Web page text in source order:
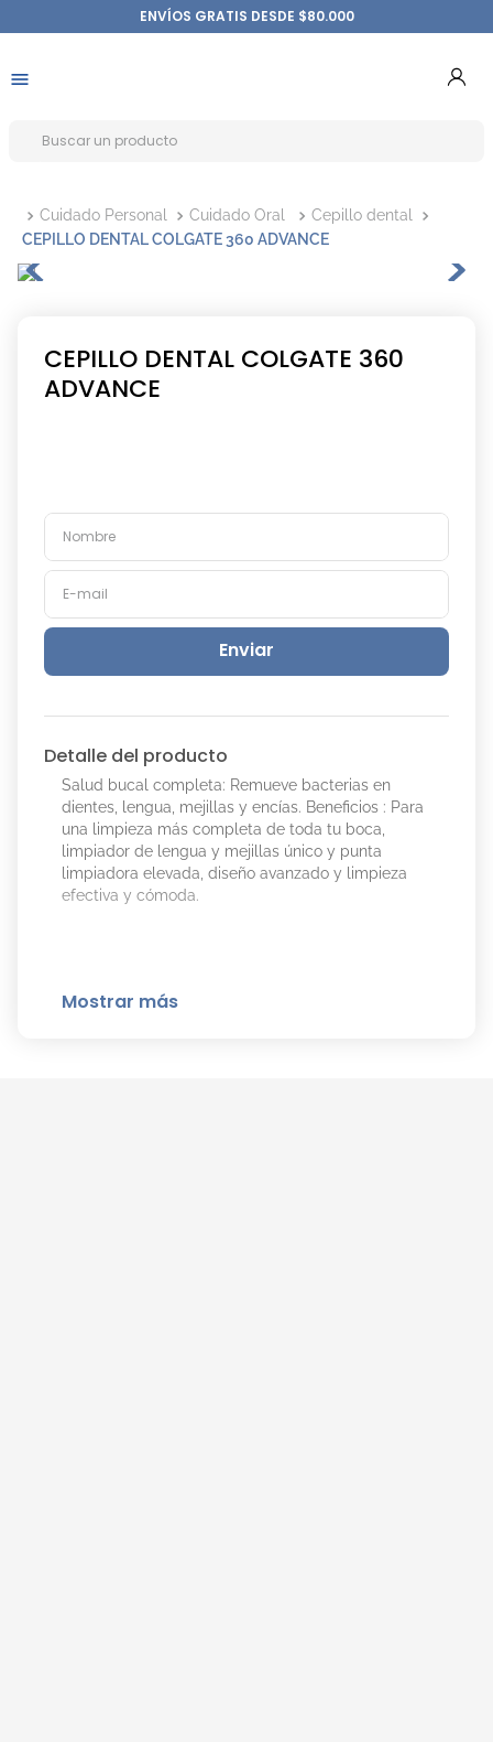
ENVÍOS GRATIS DESDE $80.000
Cuidado Personal Cuidado Oral
Cepillo dental
CEPILLO DENTAL COLGATE 360 ADVANCE
CEPILLO DENTAL COLGATE 360
ADVANCE
Enviar
Detalle del producto
Salud bucal completa: Remueve bacterias en
dientes, lengua, mejillas y encías. Beneficios : Para
una limpieza más completa de toda tu boca,
limpiador de lengua y mejillas único y punta
limpiadora elevada, diseño avanzado y limpieza
efectiva y cómoda.
Mostrar más